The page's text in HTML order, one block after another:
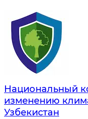
Национальный
изменению
Узбекистан